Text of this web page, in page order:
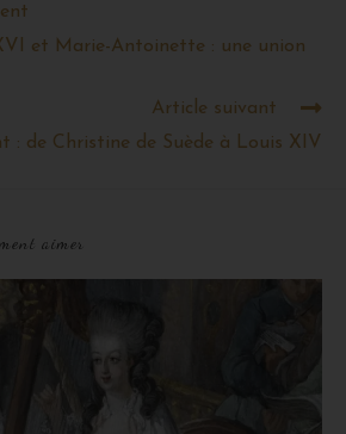
et Marie-Antoinette : une union
Article suivant
: de Christine de Suède à Louis XIV
aimer